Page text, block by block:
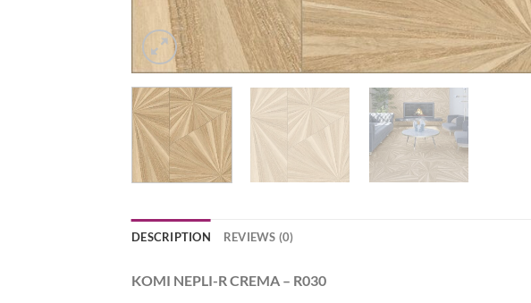
DESCRIPTION REVIEWS (0)
KOMI NEPLI-R CREMA – R030